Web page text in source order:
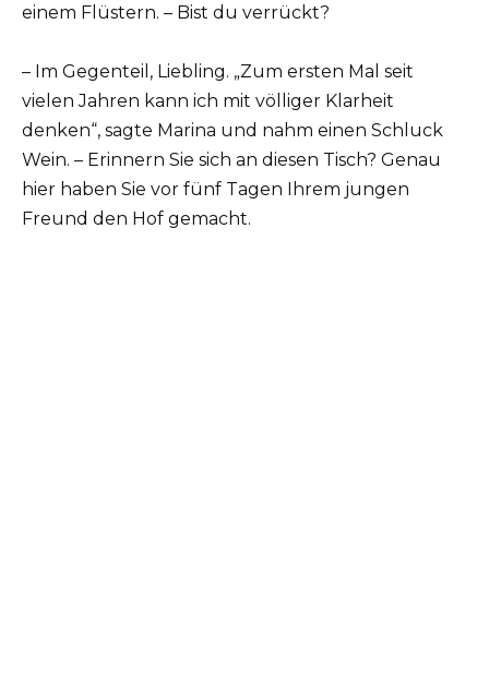
einem Flüstern. – Bist du verrückt?
– Im Gegenteil, Liebling. „Zum ersten Mal seit
vielen Jahren kann ich mit völliger Klarheit
denken“, sagte Marina und nahm einen Schluck
Wein. – Erinnern Sie sich an diesen Tisch? Genau
hier haben Sie vor fünf Tagen Ihrem jungen
Freund den Hof gemacht.